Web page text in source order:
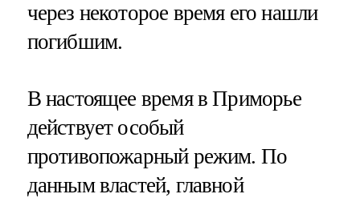
через некоторое время его нашли
погибшим.
В настоящее время в Приморье
действует особый
противопожарный режим. По
данным властей, главной